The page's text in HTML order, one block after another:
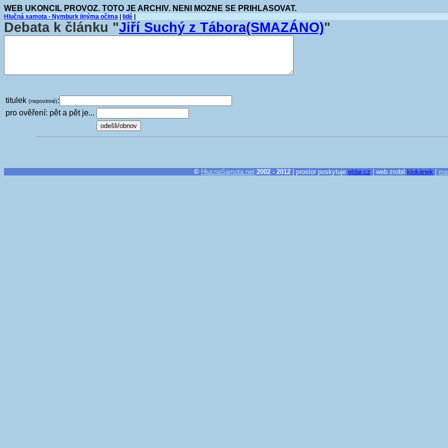
WEB UKONCIL PROVOZ. TOTO JE ARCHIV. NENI MOZNE SE PRIHLASOVAT.
Hlučná samota - Nymburk jinýma očima lidé
Debata k článku "Jiří Suchý z Tábora(SMAZÁNO)"
titulek (nepovinné):
pro ověření: pět a pět je...
© HlucnaSamota.net 2002 - 2012 | prostor poskytuje eldar.cz | web zrobil klokánek